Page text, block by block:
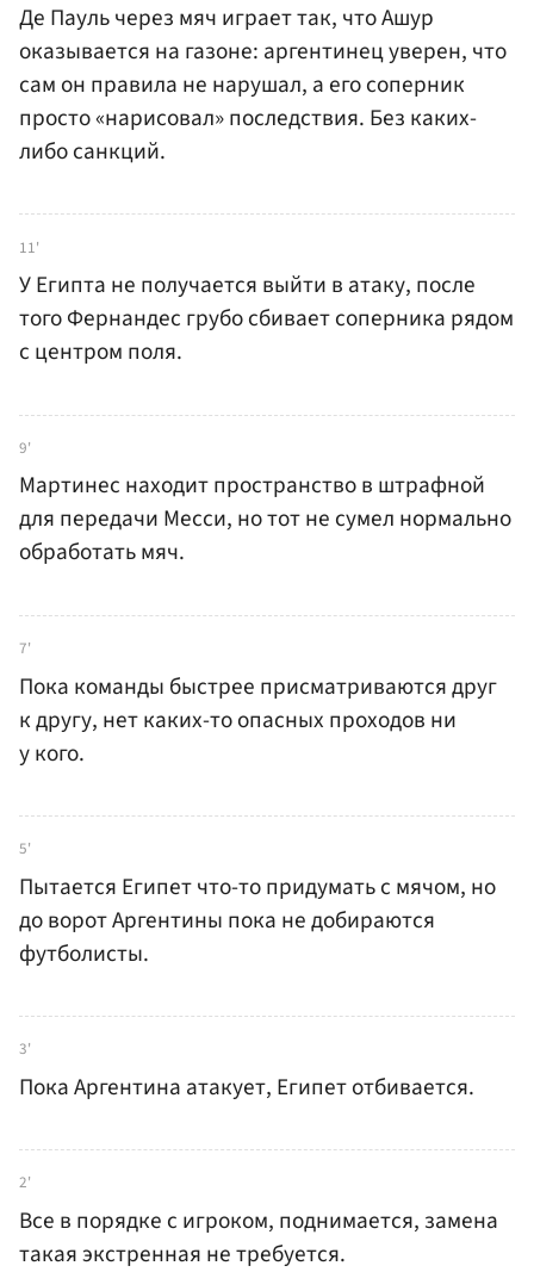
Де Пауль через мяч играет так, что Ашур
оказывается на газоне: аргентинец уверен, что
сам он правила не нарушал, а его соперник
просто «нарисовал» последствия. Без каких-
либо санкций.
11'
У Египта не получается выйти в атаку, после
того Фернандес грубо сбивает соперника рядом
с центром поля.
9'
Мартинес находит пространство в штрафной
для передачи Месси, но тот не сумел нормально
обработать мяч.
7'
Пока команды быстрее присматриваются друг
к другу, нет каких-то опасных проходов ни
у кого.
5'
Пытается Египет что-то придумать с мячом, но
до ворот Аргентины пока не добираются
футболисты.
3'
Пока Аргентина атакует, Египет отбивается.
2'
Все в порядке с игроком, поднимается, замена
такая экстренная не требуется.